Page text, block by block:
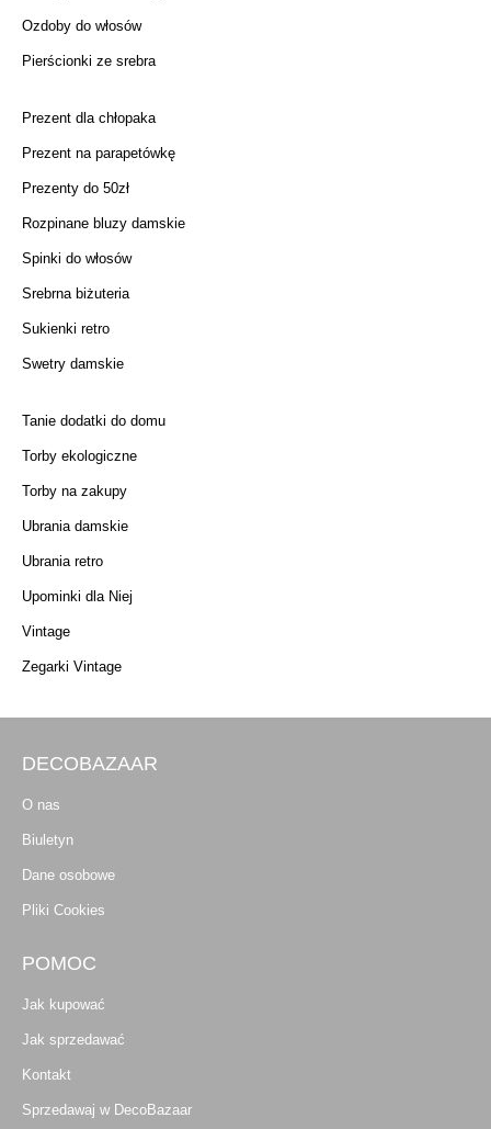
Ozdoby do włosów
Pierścionki ze srebra
Prezent dla chłopaka
Prezent na parapetówkę
Prezenty do 50zł
Rozpinane bluzy damskie
Spinki do włosów
Srebrna biżuteria
Sukienki retro
Swetry damskie
Tanie dodatki do domu
Torby ekologiczne
Torby na zakupy
Ubrania damskie
Ubrania retro
Upominki dla Niej
Vintage
Zegarki Vintage
DECOBAZAAR
O nas
Biuletyn
Dane osobowe
Pliki Cookies
POMOC
Jak kupować
Jak sprzedawać
Kontakt
Sprzedawaj w DecoBazaar